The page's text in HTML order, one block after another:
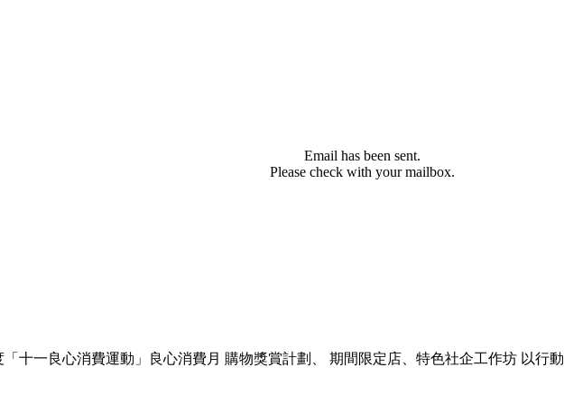
Email has been sent.
Please check with your mailbox.
十一良心消費運動」良心消費月 購物獎賞計劃、 期間限定店、特色社企工作坊 以行